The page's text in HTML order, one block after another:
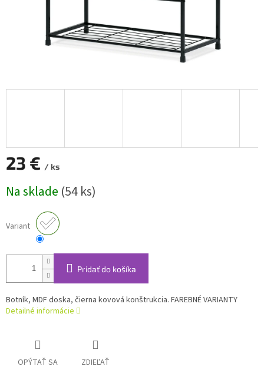
23 € / ks
cena:
Na sklade (54 ks)
Variant
Pridať do košíka
Botník, MDF doska, čierna kovová konštrukcia. FAREBNÉ VARIANTY
Detailné informácie
OPÝTAŤ SA ZDIEĽAŤ